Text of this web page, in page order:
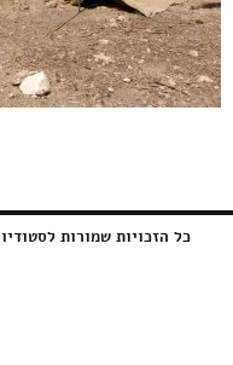
כל הזכויות שמורות לסטודיו2 2015 © |